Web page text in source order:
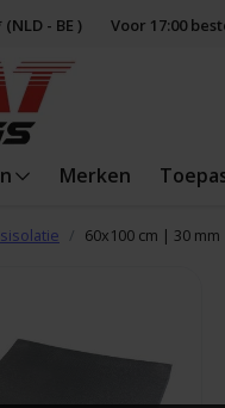
- BE ) Voor 17:00
Merken
60x100 cm | 30